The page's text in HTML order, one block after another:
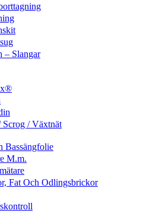
– Slangar
Scrog / Växtnät
Bassängfolie
M.m.
Fat Och Odlingsbrickor